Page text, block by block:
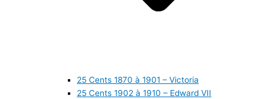
25 Cents 1870 à 1901 – Victoria
25 Cents 1902 à 1910 – Edward VII